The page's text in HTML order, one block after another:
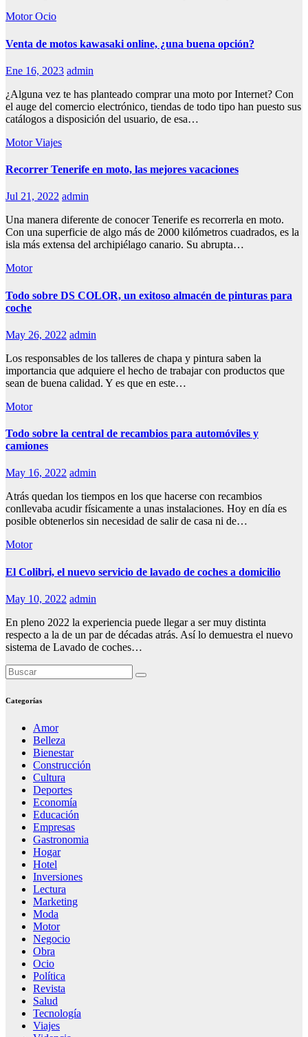
MotorOcio
Venta de motos kawasaki online, ¿una buena opción?
Ene 16, 2023 admin
¿Alguna vez te has planteado comprar una moto por Internet? Con
el auge del comercio electrónico, tiendas de todo tipo han puesto sus
catálogos a disposición del usuario, de esa…
MotorViajes
Recorrer Tenerife en moto, las mejores vacaciones
Jul 21, 2022 admin
Una manera diferente de conocer Tenerife es recorrerla en moto.
Con una superficie de algo más de 2000 kilómetros cuadrados, es la
isla más extensa del archipiélago canario. Su abrupta…
Motor
Todo sobre DS COLOR, un exitoso almacén de pinturas para
coche
May 26, 2022 admin
Los responsables de los talleres de chapa y pintura saben la
importancia que adquiere el hecho de trabajar con productos que
sean de buena calidad. Y es que en este…
Motor
Todo sobre la central de recambios para automóviles y
camiones
May 16, 2022 admin
Atrás quedan los tiempos en los que hacerse con recambios
conllevaba acudir físicamente a unas instalaciones. Hoy en día es
posible obtenerlos sin necesidad de salir de casa ni de…
Motor
El Colibri, el nuevo servicio de lavado de coches a domicilio
May 10, 2022 admin
En pleno 2022 la experiencia puede llegar a ser muy distinta
respecto a la de un par de décadas atrás. Así lo demuestra el nuevo
sistema de Lavado de coches…
Categorías
Amor
Belleza
Bienestar
Construcción
Cultura
Deportes
Economía
Educación
Empresas
Gastronomia
Hogar
Hotel
Inversiones
Lectura
Marketing
Moda
Motor
Negocio
Obra
Ocio
Política
Revista
Salud
Tecnología
Viajes